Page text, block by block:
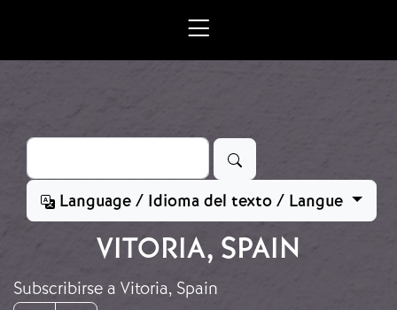
Buscar
Language / Idioma del texto / Langue
VITORIA, SPAIN
Subscribirse a Vitoria, Spain